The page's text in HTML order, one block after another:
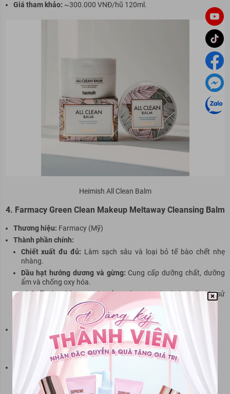
Giá tham khảo: ~300.000 VNĐ/hũ 120ml.
Heimish All Clean Balm
4. Farmacy Green Clean Makeup Meltaway Cleansing Balm
Thương hiệu: Farmacy (Mỹ)
Thành phần chính:
Chiết xuất đu đủ: Làm sạch sâu và loại bỏ tế bào chết nhẹ
nhàng.
Dầu hạt hướng dương và gừng: Cung cấp dưỡng chất, dưỡng
ẩm và chống oxy hóa.
Tinh dầu bạc hà:Mang lại cảm giác tươi mát và thư giãn khi sử
Không chứa paraben, phthalates hoặc sulfate.
Loại bỏ lớp makeup lâu trôi, bụi bẩn và dầu thừa.
Hỗ trợ làm sáng da, duy trì độ ẩm tự nhiên.
Thành phần thiên nhiên, an toàn và lành tính.
Hiệu quả cao với lớp makeup đậm và mascara chống nước.